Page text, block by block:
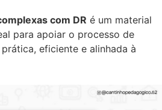
com DR é um material
para apoiar o processo de
eficiente e alinhada à